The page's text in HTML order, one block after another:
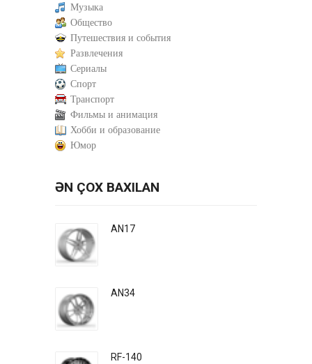
Музыка
Общество
Путешествия и события
Развлечения
Сериалы
Спорт
Транспорт
Фильмы и анимация
Хобби и образование
Юмор
ƏN ÇOX BAXILAN
AN17
AN34
RF-140